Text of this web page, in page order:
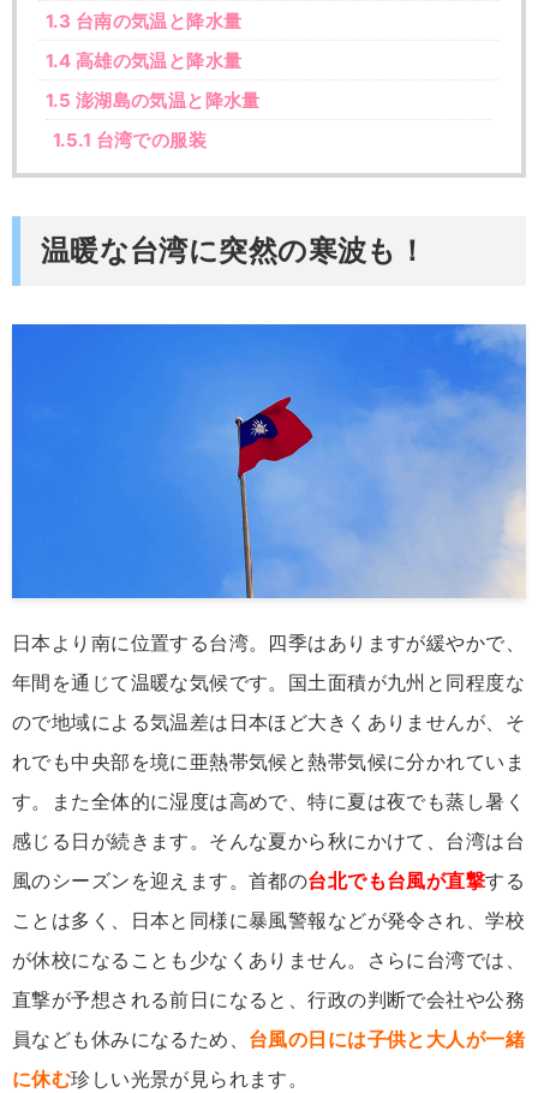
1.3 台南の気温と降水量
1.4 高雄の気温と降水量
1.5 澎湖島の気温と降水量
1.5.1 台湾での服装
温暖な台湾に突然の寒波も！
日本より南に位置する台湾。四季はありますが緩やかで、
年間を通じて温暖な気候です。国土面積が九州と同程度な
ので地域による気温差は日本ほど大きくありませんが、そ
れでも中央部を境に亜熱帯気候と熱帯気候に分かれていま
す。また全体的に湿度は高めで、特に夏は夜でも蒸し暑く
感じる日が続きます。そんな夏から秋にかけて、台湾は台
風のシーズンを迎えます。首都の台北でも台風が直撃する
ことは多く、日本と同様に暴風警報などが発令され、学校
が休校になることも少なくありません。さらに台湾では、
直撃が予想される前日になると、行政の判断で会社や公務
員なども休みになるため、 台風の日には子供と大人が一緒
に休む珍しい光景が見られます。